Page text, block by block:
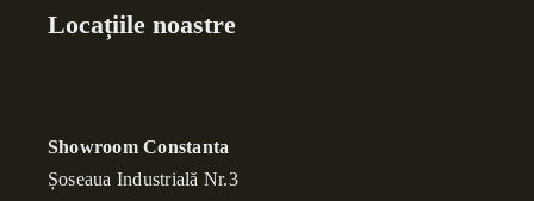
Locațiile noastre
Showroom Constanta
Șoseaua Industrială Nr.3